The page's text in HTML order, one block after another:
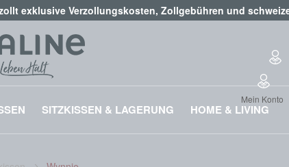
exklusive Verzollungskosten, Zollgebühren und
Mein Konto
SITZKISSEN & LAGERUNG HOME & LIVING